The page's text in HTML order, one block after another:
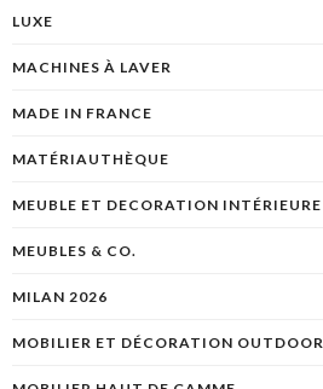
LUXE
MACHINES À LAVER
MADE IN FRANCE
MATÉRIAUTHÈQUE
MEUBLE ET DECORATION INTÉRIEURE
MEUBLES & CO.
MILAN 2026
MOBILIER ET DÉCORATION OUTDOOR